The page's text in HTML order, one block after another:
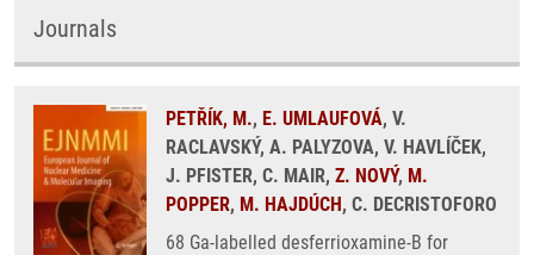
Journals
PETŘÍK, M., E. UMLAUFOVÁ, V.
RACLAVSKÝ, A. PALYZOVA, V. HAVLÍČEK,
J. PFISTER, C. MAIR, Z. NOVÝ, M.
POPPER, M. HAJDÚCH, C. DECRISTOFORO
68 Ga-labelled desferrioxamine-B for